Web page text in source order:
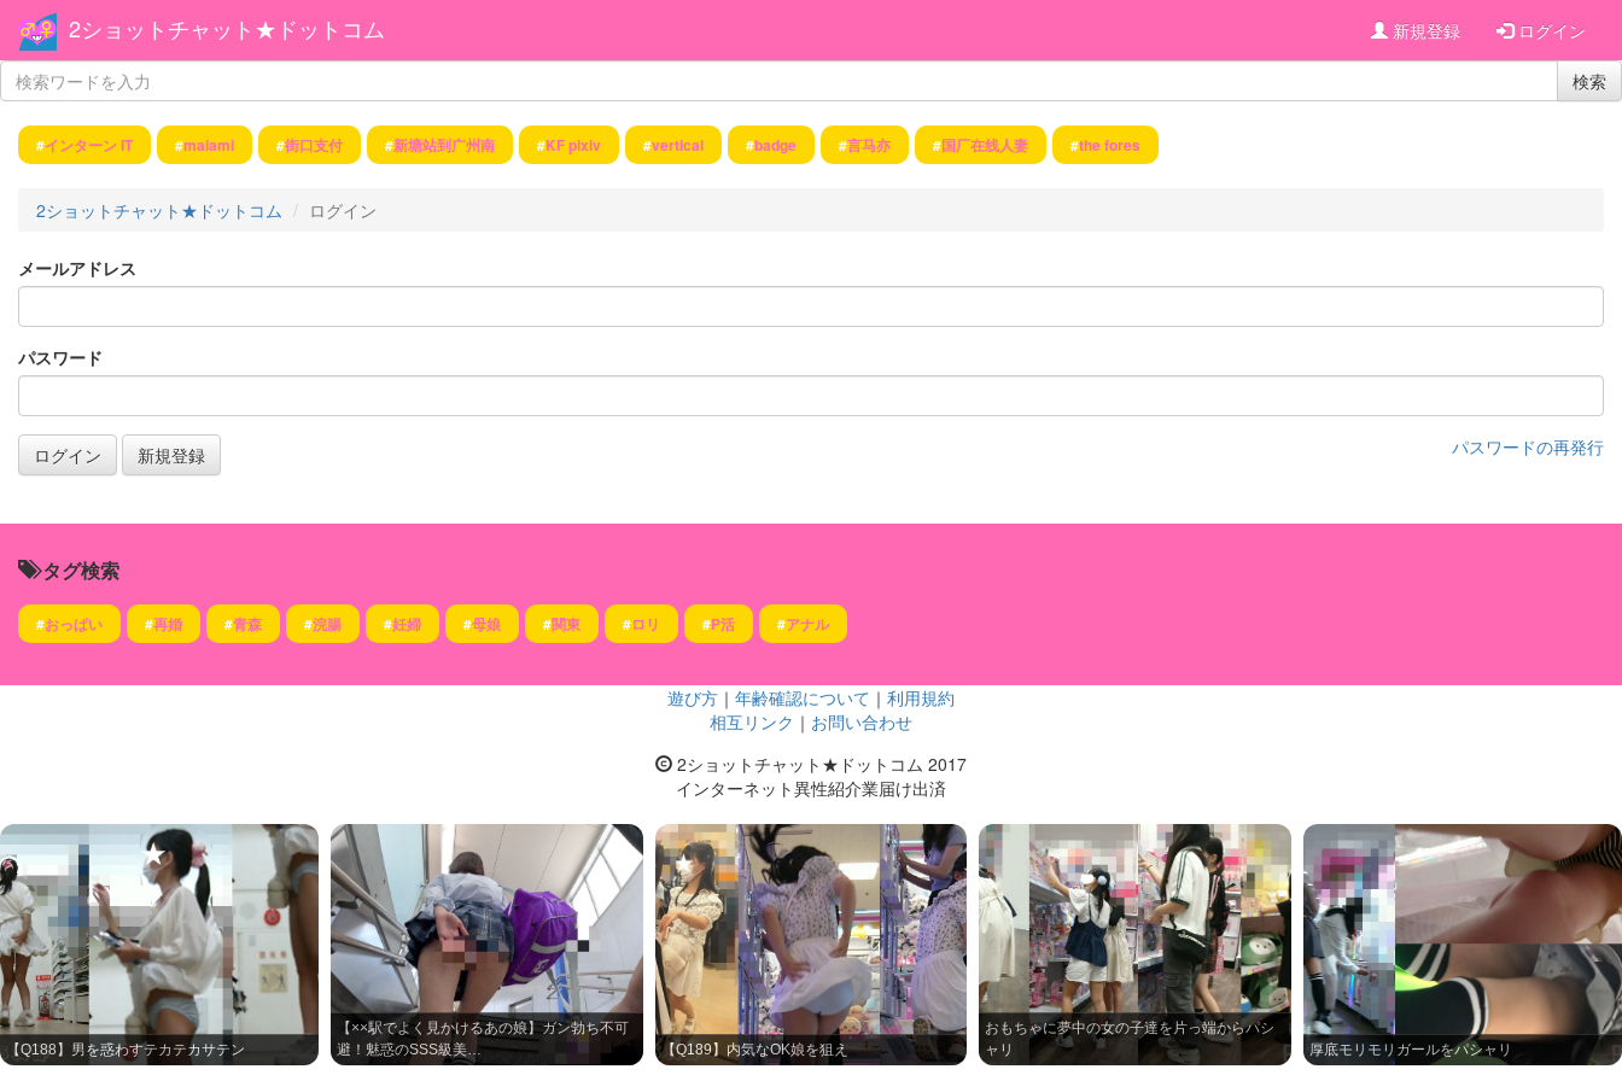
2ショットチャット★ドットコム 新規登録 ログイン
検索
#インターン IT #maiami #街口支付 #新塘站到广州南 #KF pixiv #vertical #badge #言马亦 #国厂在线人妻 #the fores
2ショットチャット★ドットコム ログイン
メールアドレス
パスワード
ログイン 新規登録 パスワードの再発行
タグ検索
#おっぱい #再婚 #青森 #浣腸 #妊婦 #母娘 #関東 #ロリ #P活 #アナル
遊び方 ｜ 年齢確認について ｜ 利用規約
相互リンク ｜ お問い合わせ
2ショットチャット★ドットコム 2017
インターネット異性紹介業届け出済
【Q188】男を惑わすテカテカサテン
【××駅でよく見かけるあの娘】ガン勃ち不可
避！魅惑のSSS級美…
【Q189】内気なOK娘を狙え
おもちゃに夢中の女の子達を片っ端からパシ
ャリ
厚底モリモリガールをパシャリ